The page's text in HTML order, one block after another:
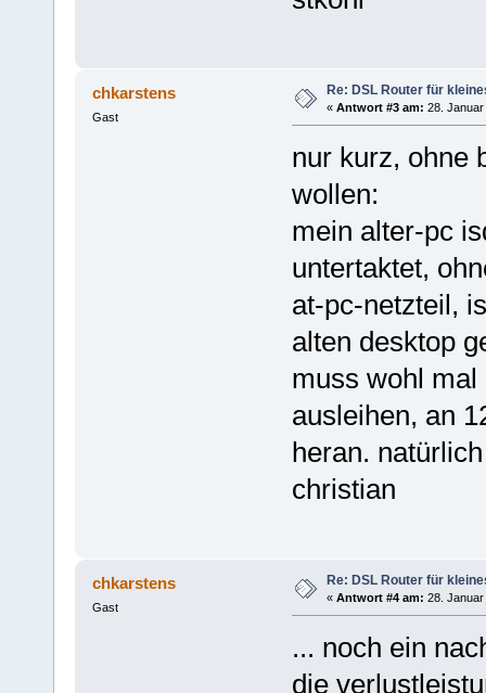
chkarstens
Gast
Re: DSL Router für
« Antwort #3 am: 28.
nur kurz, ohne
wollen:
mein alter-pc
untertaktet,
at-pc-netzteil,
alten desktop
muss wohl
ausleihen, an
heran.
christian
chkarstens
Gast
Re: DSL Router für
« Antwort #4 am: 28.
... noch ein
die